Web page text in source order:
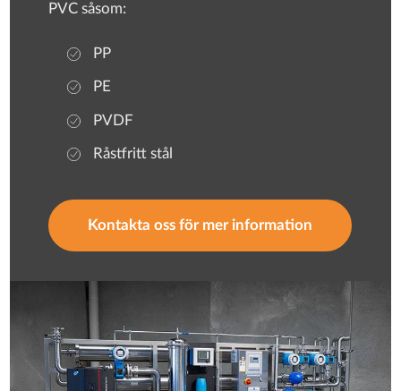
PVC såsom:
PP
PE
PVDF
Råstfritt stål
Kontakta oss för mer information